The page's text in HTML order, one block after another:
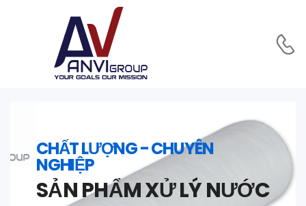
CHẤT LƯỢNG - CHUYÊN
NGHIỆP
SẢN PHẨM XỬ LÝ NƯỚC